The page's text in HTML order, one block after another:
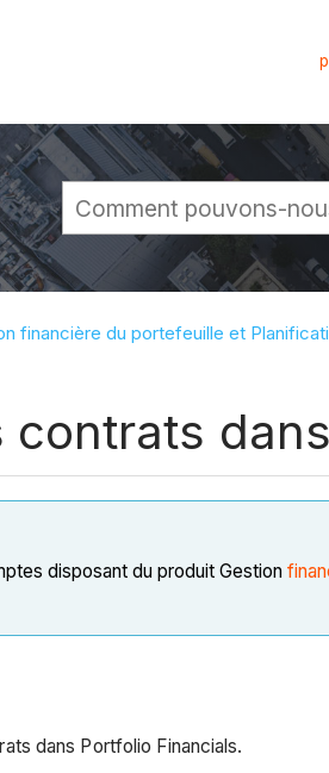
globale
financière du portefeuille et
contrats
disposant du produit Gestion
dans Portfolio Financials.